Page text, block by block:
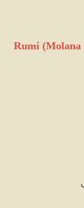
Rumi (Molana